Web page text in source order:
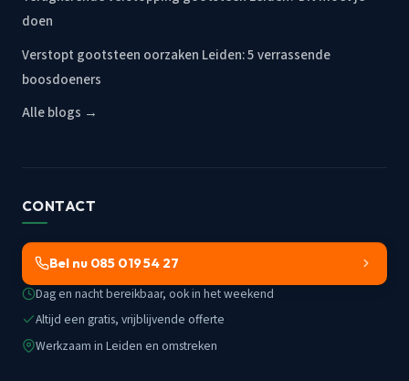
doen
Verstopt gootsteen oorzaken Leiden: 5 verrassende
boosdoeners
Alle blogs →
CONTACT
Bel nu 085 019 54 27
Dag en nacht bereikbaar, ook in het weekend
Altijd een gratis, vrijblijvende offerte
Werkzaam in Leiden en omstreken